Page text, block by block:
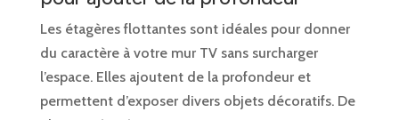
Les étagères flottantes sont idéales pour donner
du caractère à votre mur TV sans surcharger
l’espace. Elles ajoutent de la profondeur et
permettent d’exposer divers objets décoratifs. De